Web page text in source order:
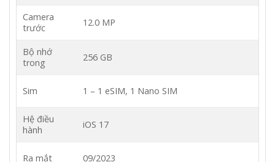
Camera
trước
12.0 MP
Bộ nhớ
trong
256 GB
Sim 1 – 1 eSIM, 1 Nano SIM
Hệ điều
hành
iOS 17
Ra mắt 09/2023